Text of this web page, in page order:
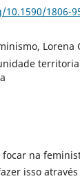
1806-
Lorena
na
isso